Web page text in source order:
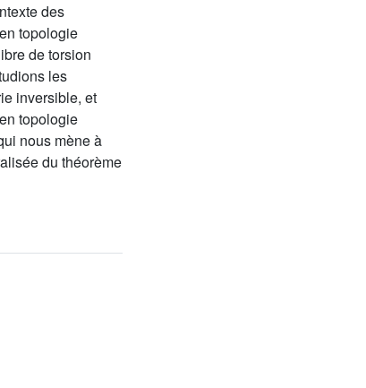
des
topologie
de torsion
les
inversible, et
topologie
nous mène à
du théorème